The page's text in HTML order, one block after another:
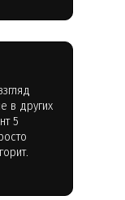
в других
5